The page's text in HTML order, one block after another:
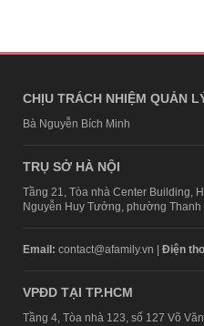
CHỊU TRÁCH NHIỆM QUẢN
Bà Nguyễn Bích Minh
TRỤ SỞ HÀ NỘI
Tầng 21, Tòa nhà Center Building,
Nguyễn Huy Tưởng, phường
Email: contact@afamily.vn | Điện
VPĐD TẠI TP.HCM
Tầng 4, Tòa nhà 123, số 127 Võ